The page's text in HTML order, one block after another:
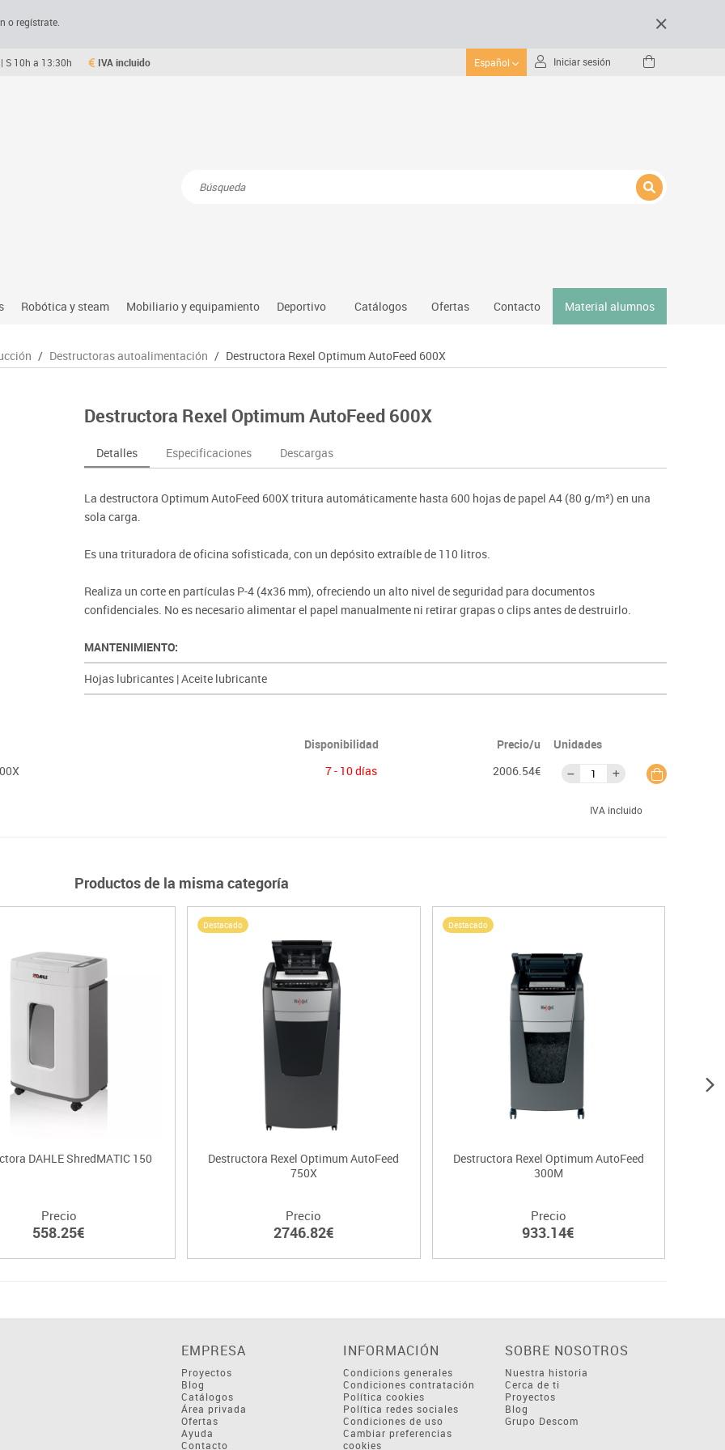
o regístrate.
S 10h a 13:30h IVA incluido Español Iniciar sesión
natural, social y cultural
Ordenadores y tablets
Soportes
Videoproyección
Robótica y steam
Robótica educativa
Mobiliario y equipamiento
Mesas comedor plegables y desplegables
Mobiliario oficina y despacho
Mesas escolares, abatibles y polivalentes
Deportivo
Deportes alternativos
Balones y pelotas
Entrenamiento
Gimnasio
Deportes raqueta
Gimnasia rítmica
Catálogos Ofertas Contacto Material alumnos
/ Destructoras autoalimentación / Destructora Rexel Optimum AutoFeed 600X
Destructora Rexel Optimum AutoFeed 600X
Detalles Especificaciones Descargas
La destructora Optimum AutoFeed 600X tritura automáticamente hasta 600 hojas de papel A4 (80 g/m²) en una
sola carga.
Es una trituradora de oficina sofisticada, con un depósito extraíble de 110 litros.
Realiza un corte en partículas P-4 (4x36 mm), ofreciendo un alto nivel de seguridad para documentos
confidenciales. No es necesario alimentar el papel manualmente ni retirar grapas o clips antes de destruirlo.
MANTENIMIENTO:
Hojas lubricantes |Aceite lubricante
Disponibilidad Precio/u
Unidades
7 - 10 días 2006.54€
IVA incluido
Productos de la misma categoría
DAHLE ShredMATIC 150
Precio
558.25€
Destacado
Destructora Rexel Optimum AutoFeed
750X
Precio
2746.82€
Destacado
Destructora Rexel Optimum AutoFeed
300M
Precio
933.14€
EMPRESA
Proyectos
Blog
Catálogos
Área privada
Ofertas
Ayuda
Contacto
INFORMACIÓN
Condicions generales
Condiciones contratación
Política cookies
Política redes sociales
Condiciones de uso
Cambiar preferencias
cookies
SOBRE NOSOTROS
Nuestra historia
Cerca de ti
Proyectos
Blog
Grupo Descom